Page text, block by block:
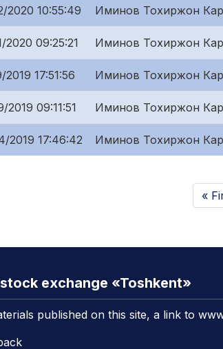
2020 10:55:49 Иминов Тохиржон
2020 09:25:21 Иминов Тохиржон
2019 17:51:56 Иминов Тохиржон
2019 09:11:51 Иминов Тохиржон
2019 17:46:42 Иминов Тохиржон
«
exchange «Toshkent»
published on this site, a link to